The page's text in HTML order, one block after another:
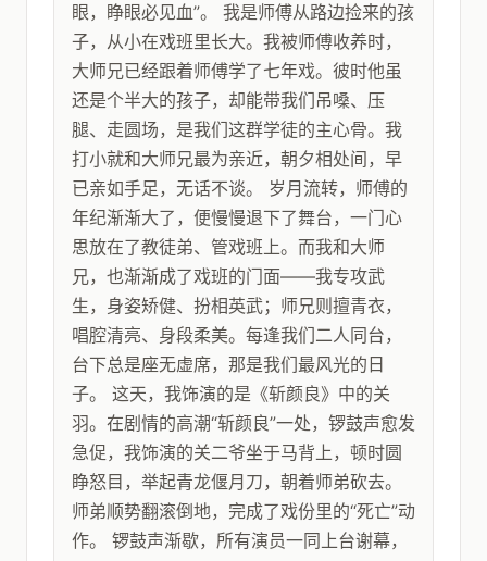
眼，睁眼必见血”。 我是师傅从路边捡来的孩
子，从小在戏班里长大。我被师傅收养时，
大师兄已经跟着师傅学了七年戏。彼时他虽
还是个半大的孩子，却能带我们吊嗓、压
腿、走圆场，是我们这群学徒的主心骨。我
打小就和大师兄最为亲近，朝夕相处间，早
已亲如手足，无话不谈。 岁月流转，师傅的
年纪渐渐大了，便慢慢退下了舞台，一门心
思放在了教徒弟、管戏班上。而我和大师
兄，也渐渐成了戏班的门面——我专攻武
生，身姿矫健、扮相英武；师兄则擅青衣，
唱腔清亮、身段柔美。每逢我们二人同台，
台下总是座无虚席，那是我们最风光的日
子。 这天，我饰演的是《斩颜良》中的关
羽。在剧情的高潮“斩颜良”一处，锣鼓声愈发
急促，我饰演的关二爷坐于马背上，顿时圆
睁怒目，举起青龙偃月刀，朝着师弟砍去。
师弟顺势翻滚倒地，完成了戏份里的“死亡”动
作。 锣鼓声渐歇，所有演员一同上台谢幕，